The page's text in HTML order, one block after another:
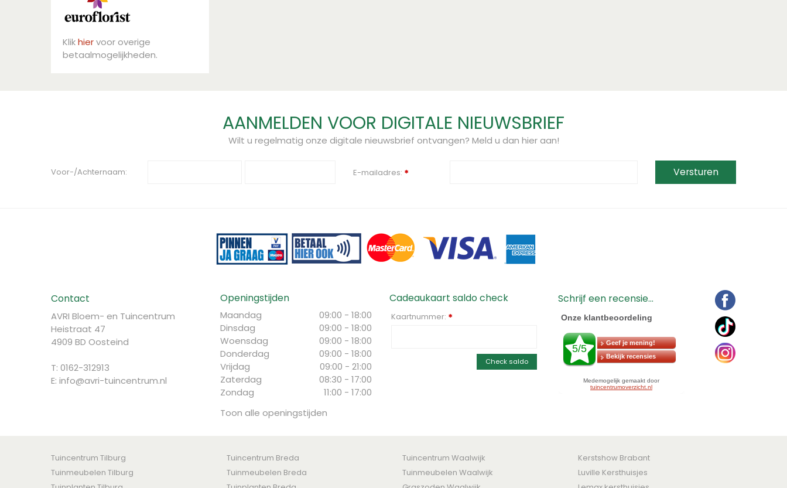
Klikhiervoor overige
betaalmogelijkheden.
AANMELDEN VOOR DIGITALE NIEUWSBRIEF
Wilt u regelmatig onze digitale nieuwsbrief ontvangen? Meld u dan hier aan!
Voor-/Achternaam: E-mailadres: *
Contact
AVRI Bloem- en Tuincentrum
Heistraat 47
4909 BD Oosteind
T: 0162-312913
E: info@avri-tuincentrum.nl
Openingstijden
Maandag
09:00 - 18:00
Dinsdag
09:00 - 18:00
Woensdag
09:00 - 18:00
Donderdag
09:00 - 18:00
Vrijdag
09:00 - 21:00
Zaterdag
08:30 - 17:00
Zondag
11:00 - 17:00
Toon alle openingstijden
Cadeaukaart saldo check
Kaartnummer: *
Check saldo
Schrijf een recensie...
Tuincentrum Tilburg
Tuinmeubelen Tilburg
Tuincentrum Breda
Tuinmeubelen Breda
Tuincentrum Waalwijk
Tuinmeubelen Waalwijk
Kerstshow Brabant
Luville Kersthuisjes